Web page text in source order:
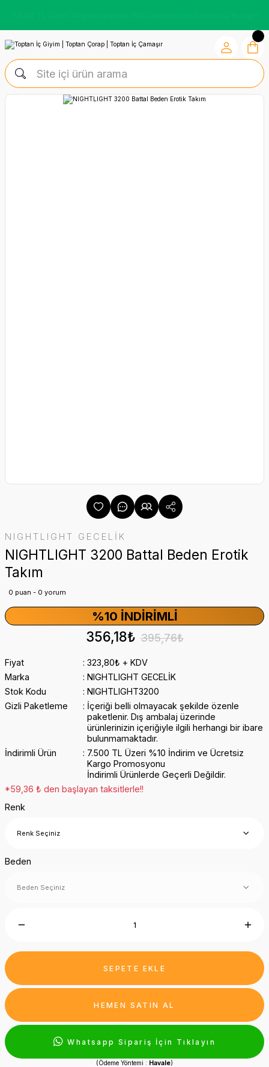
NIGHTLIGHT GECELİK
NIGHTLIGHT 3200 Battal Beden Erotik
Takım
0 puan - 0 yorum
%10 İNDIRIMLI
356,18₺ 395,76₺
Fiyat
323,80₺ + KDV
Marka
NIGHTLIGHT GECELİK
Stok Kodu
NIGHTLIGHT3200
Gizli Paketleme
İçeriği belli olmayacak şekilde özenle
paketlenir. Dış ambalaj üzerinde
ürünlerinizin içeriğiyle ilgili herhangi bir ibare
bulunmamaktadır.
İndirimli Ürün
7.500 TL Üzeri %10 İndirim ve Ücretsiz
Kargo Promosyonu
İndirimli Ürünlerde Geçerli Değildir.
*59,36 ₺ den başlayan taksitlerle!!
Renk
Beden
SEPETE EKLE
HEMEN SATIN AL
Whatsapp Sipariş İçin Tıklayın
(Ödeme Yöntemi : Havale)